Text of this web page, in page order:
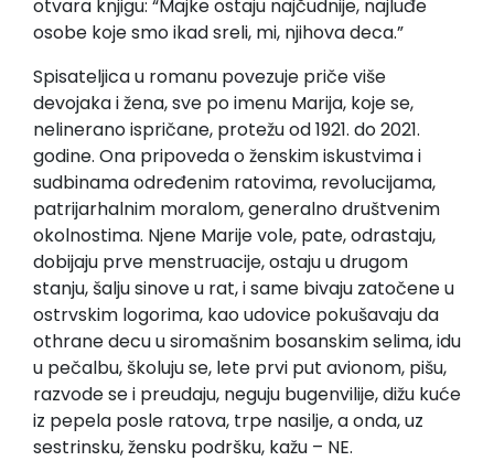
otvara knjigu: “Majke ostaju najčudnije, najluđe
osobe koje smo ikad sreli, mi, njihova deca.”
Spisateljica u romanu povezuje priče više
devojaka i žena, sve po imenu Marija, koje se,
nelinerano ispričane, protežu od 1921. do 2021.
godine. Ona pripoveda o ženskim iskustvima i
sudbinama određenim ratovima, revolucijama,
patrijarhalnim moralom, generalno društvenim
okolnostima. Njene Marije vole, pate, odrastaju,
dobijaju prve menstruacije, ostaju u drugom
stanju, šalju sinove u rat, i same bivaju zatočene u
ostrvskim logorima, kao udovice pokušavaju da
othrane decu u siromašnim bosanskim selima, idu
u pečalbu, školuju se, lete prvi put avionom, pišu,
razvode se i preudaju, neguju bugenvilije, dižu kuće
iz pepela posle ratova, trpe nasilje, a onda, uz
sestrinsku, žensku podršku, kažu – NE.